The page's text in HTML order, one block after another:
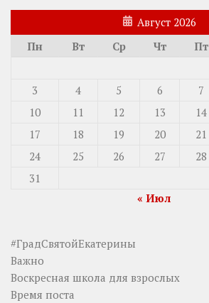
Август 2026
Пн
Вт Ср Чт Пт
3
4 5 6 7
10
11 12 13 14
17
18 19 20 21
24
25 26 27 28
31
« Июл
#ГрадСвятойЕкатерины
Важно
Воскресная школа для взрослых
Время поста